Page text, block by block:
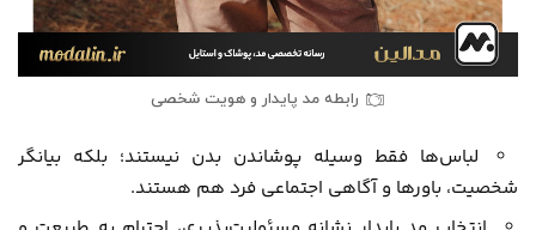
رابطه مد پایدار و هویت شخصی
لباس‌ها فقط وسیله پوشاندن بدن نیستند؛ بلکه بیانگر
شخصیت، باورها و آگاهی اجتماعی فرد هم هستند.